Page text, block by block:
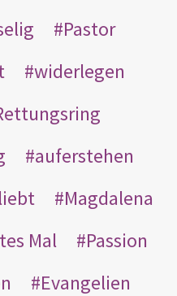
Pastor
widerlegen
auferstehen
Magdalena
Mal
Passion
Evangelien